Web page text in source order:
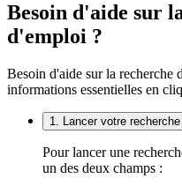
Besoin d'aide sur
d'emploi ?
Besoin d'aide sur la recherche
informations essentielles en
1. Lancer votre recherche
Pour lancer une
un des deux champs :